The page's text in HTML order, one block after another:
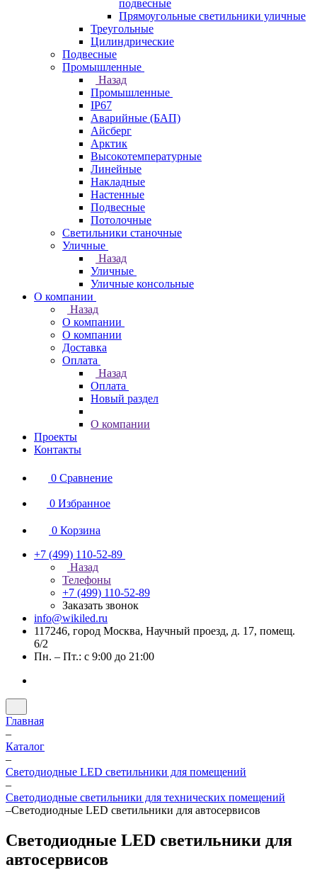
подвесные
Прямоугольные светильники уличные
Треугольные
Цилиндрические
Подвесные
Промышленные
Назад
Промышленные
IP67
Аварийные (БАП)
Айсберг
Арктик
Высокотемпературные
Линейные
Накладные
Настенные
Подвесные
Потолочные
Светильники станочные
Уличные
Назад
Уличные
Уличные консольные
О компании
Назад
О компании
О компании
Доставка
Оплата
Назад
Оплата
Новый раздел
О компании
Проекты
Контакты
0 Сравнение
0 Избранное
0 Корзина
+7 (499) 110-52-89
Назад
Телефоны
+7 (499) 110-52-89
Заказать звонок
info@wikiled.ru
117246, город Москва, Научный проезд, д. 17, помещ.
6/2
Пн. – Пт.: с 9:00 до 21:00
Главная
–
Каталог
–
Светодиодные LED светильники для помещений
–
Светодиодные светильники для технических помещений
–Светодиодные LED светильники для автосервисов
Светодиодные LED светильники для
автосервисов